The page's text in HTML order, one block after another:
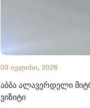
03 ივლისი, 2026
აბბა ალავერდელი
ვიზიტი